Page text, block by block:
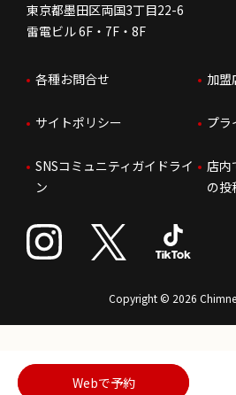
Webで予約
株価情報
IRお問合せ
はたらく環境
人財育成
サステナビリティ
東京都墨田区両国3丁目22-6
雷電ビル 6F・7F・8F
各種お問合せ 加盟
サイトポリシー プラ
SNSコミュニティガイドライ
ン
店内
の投
Copyright © 2026